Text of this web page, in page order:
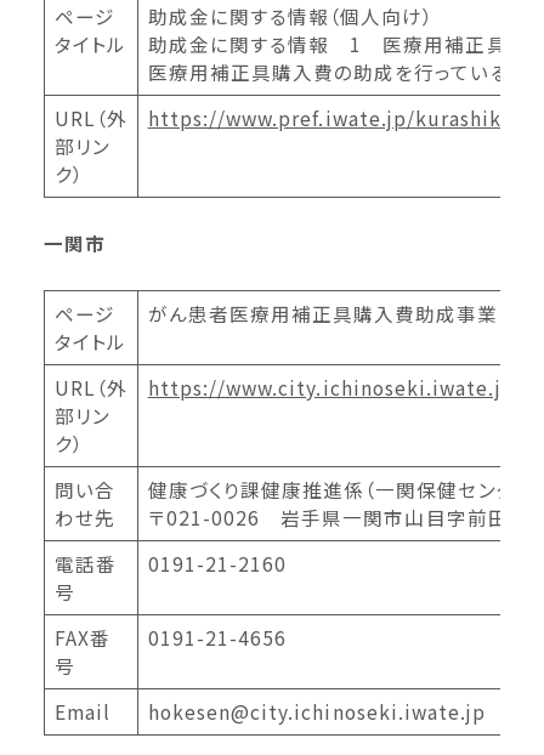
ページ
タイトル
助成金に関する情報（個人向け）
助成金に関する情報 1 医療用補正具購
医療用補正具購入費の助成を行っている県
URL（外
部リン
ク）
https://www.pref.iwate.jp/
一関市
ページ
タイトル
がん患者医療用補正具購入費助成事業
URL（外
部リン
ク）
https://www.city.ichinoseki.iwate.jp/
問い合
わせ先
健康づくり課健康推進係（一関保健センタ
〒021-0026 岩手県一関市山目字前田13-1
電話番
号
0191-21-2160
FAX番
号
0191-21-4656
Email hokesen@city.ichinoseki.iwate.jp